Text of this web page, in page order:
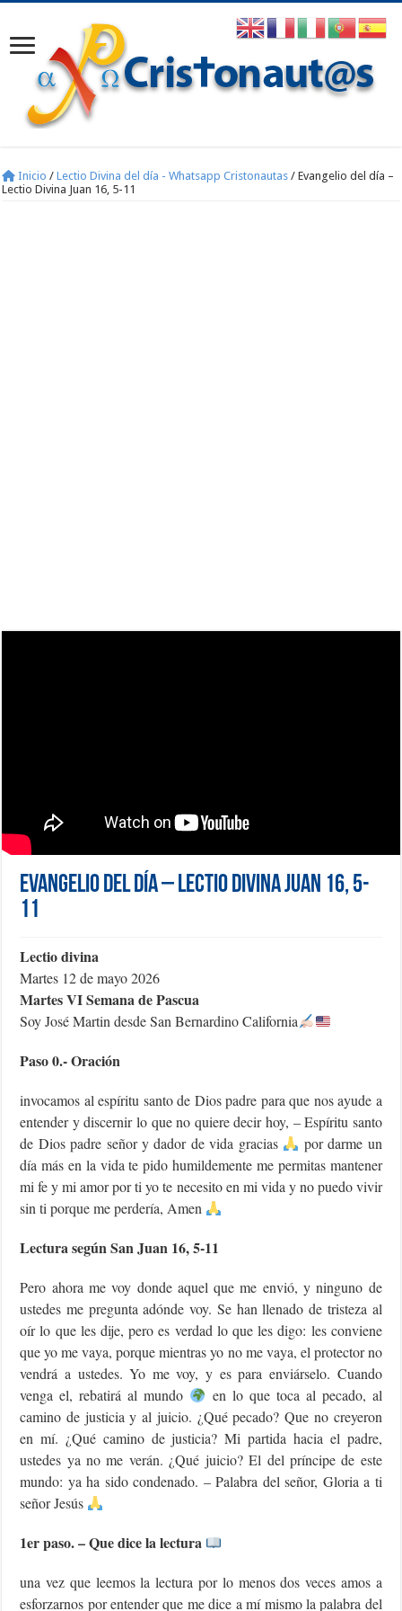
Inicio / Lectio Divina del día - Whatsapp Cristonautas / Evangelio del día –
Lectio Divina Juan 16, 5-11
Evangelio del día – Lectio Divina Juan 16, 5-
11
Lectio divina
Martes 12 de mayo 2026
Martes VI Semana de Pascua
Soy José Martin desde San Bernardino California
Paso 0.- Oración
invocamos al espíritu santo de Dios padre para que nos ayude a
entender y discernir lo que no quiere decir hoy, – Espíritu santo
de Dios padre señor y dador de vida gracias
por darme un
día más en la vida te pido humildemente me permitas mantener
mi fe y mi amor por ti yo te necesito en mi vida y no puedo vivir
sin ti porque me perdería, Amen
Lectura según San Juan 16, 5-11
Pero ahora me voy donde aquel que me envió, y ninguno de
ustedes me pregunta adónde voy. Se han llenado de tristeza al
oír lo que les dije, pero es verdad lo que les digo: les conviene
que yo me vaya, porque mientras yo no me vaya, el protector no
vendrá a ustedes. Yo me voy, y es para enviárselo. Cuando
venga el, rebatirá al mundo
en lo que toca al pecado, al
camino de justicia y al juicio. ¿Qué pecado? Que no creyeron
en mí. ¿Qué camino de justicia? Mi partida hacia el padre,
ustedes ya no me verán. ¿Qué juicio? El del príncipe de este
mundo: ya ha sido condenado. – Palabra del señor, Gloria a ti
señor Jesús
1er paso. – Que dice la lectura
una vez que leemos la lectura por lo menos dos veces amos a
esforzarnos por entender que me dice a mí mismo la palabra del